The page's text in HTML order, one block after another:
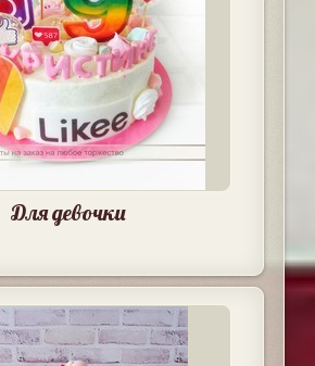
Для девочки